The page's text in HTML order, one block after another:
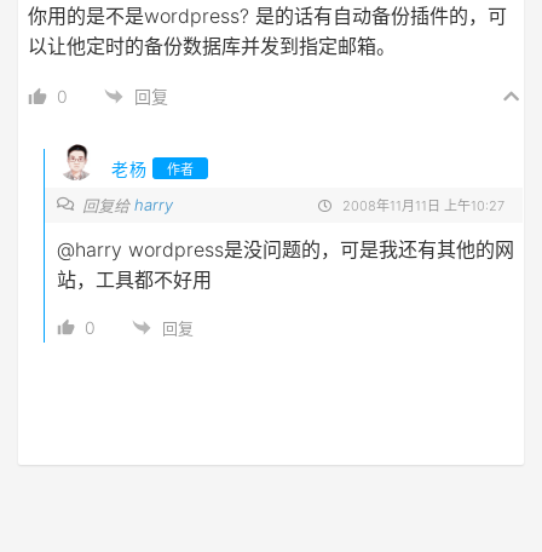
你用的是不是wordpress? 是的话有自动备份插件的，可
以让他定时的备份数据库并发到指定邮箱。
0 回复
老杨 作者
回复给harry 2008年11月11日 上午10:27
@harry wordpress是没问题的，可是我还有其他的网
站，工具都不好用
0 回复